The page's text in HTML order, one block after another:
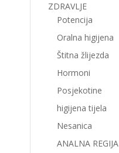
ZDRAVLJE
Potencija
Oralna higijena
Štitna žlijezda
Hormoni
Posjekotine
higijena tijela
Nesanica
ANALNA REGIJA